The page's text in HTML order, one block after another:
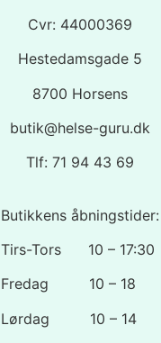
Cvr: 44000369
Hestedamsgade 5
8700 Horsens
butik@helse-guru.dk
Tlf: 71 94 43 69
Butikkens åbningstider:
Tirs-Tors 10 – 17:30
Fredag 10 – 18
Lørdag 10 – 14